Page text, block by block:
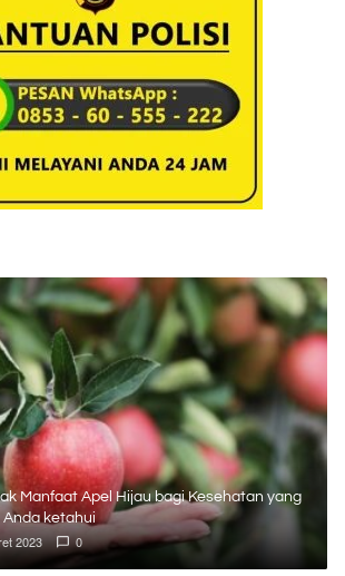
Manfaat Apel Hijau bagi Kesehatan yang
Anda ketahui
2023 0